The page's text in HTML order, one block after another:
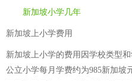
新加坡小学几年
新加坡上小学费用
新加坡上小学的费用因学校类型
公立小学每月学费约为985新加坡